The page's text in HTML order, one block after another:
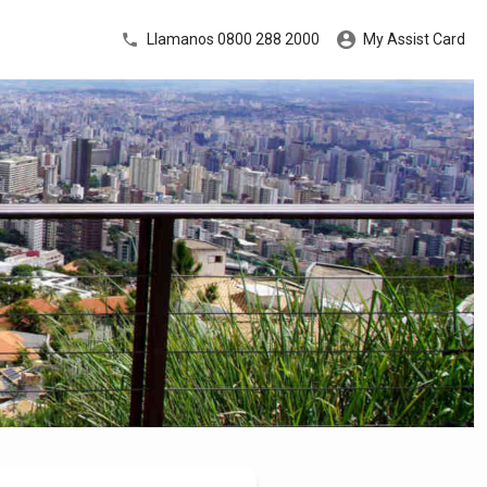
Llamanos 0800 288 2000 My Assist Card